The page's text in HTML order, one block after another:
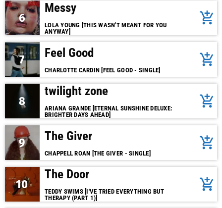
6
Messy
LOLA YOUNG [THIS WASN'T MEANT FOR YOU
ANYWAY]
add_shopping_cart
7 Feel Good
CHARLOTTE CARDIN [FEEL GOOD - SINGLE]
add_shopping_cart
8
twilight zone
ARIANA GRANDE [ETERNAL SUNSHINE DELUXE:
BRIGHTER DAYS AHEAD]
add_shopping_cart
9 The Giver
CHAPPELL ROAN [THE GIVER - SINGLE]
add_shopping_cart
10
The Door
TEDDY SWIMS [I'VE TRIED EVERYTHING BUT
THERAPY (PART 1)]
add_shopping_cart